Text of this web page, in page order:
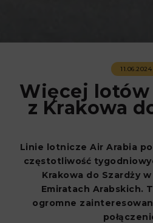
11.06.2024
Więcej lotów
z Krakowa
Linie lotnicze Air Arabia
częstotliwość
Krakowa do Szardży
Emiratach Arabskich.
ogromne